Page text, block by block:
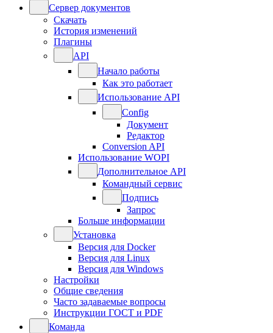
Сервер документов
Скачать
История изменений
Плагины
API
Начало работы
Как это работает
Использование API
Config
Документ
Редактор
Conversion API
Использование WOPI
Дополнительное API
Командный сервис
Подпись
Запрос
Больше информации
Установка
Версия для Docker
Версия для Linux
Версия для Windows
Настройки
Общие сведения
Часто задаваемые вопросы
Инструкции ГОСТ и PDF
Команда